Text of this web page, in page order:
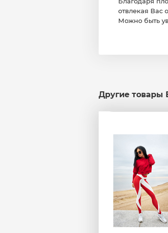
отвлекая Вас
Можно быть
Другие товары